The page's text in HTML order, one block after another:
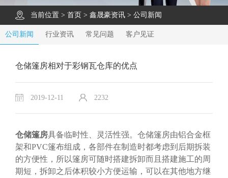
当前位置 > 首页 > 鑫晟豪资讯 > 公司新闻
公司新闻 行业资讯 常见问题 客户见证
仓储篷房相对于彩钢瓦仓库的优点
2019-12-11 2232
仓储篷房具备临时性、灵活性强。仓储篷房由铝合金框
架和PVC篷布组成，各部件在制造时都考虑到后期拆装
的方便性，所以篷房可随时搭建拆卸而且搭建施工的周
期短，拆卸之后体积较小方便运输，可以在其他地方继